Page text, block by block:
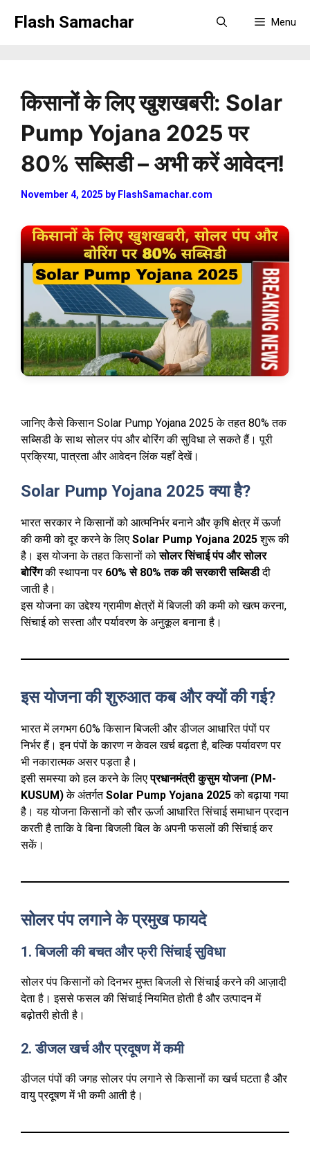
Flash Samachar Menu
किसानों के लिए खुशखबरी: Solar
Pump Yojana 2025 पर
80% सब्सिडी – अभी करें आवेदन!
November 4, 2025 by FlashSamachar.com
जानिए कैसे किसान Solar Pump Yojana 2025 के तहत 80% तक
सब्सिडी के साथ सोलर पंप और बोरिंग की सुविधा ले सकते हैं। पूरी
प्रक्रिया, पात्रता और आवेदन लिंक यहाँ देखें।
Solar Pump Yojana 2025 क्या है?
भारत सरकार ने किसानों को आत्मनिर्भर बनाने और कृषि क्षेत्र में ऊर्जा
की कमी को दूर करने के लिए Solar Pump Yojana 2025शुरू की
है। इस योजना के तहत किसानों कोसोलर सिंचाई पंप और सोलर
बोरिंगकी स्थापना पर 60% से 80% तक की सरकारी सब्सिडीदी
जाती है।
इस योजना का उद्देश्य ग्रामीण क्षेत्रों में बिजली की कमी को खत्म करना,
सिंचाई को सस्ता और पर्यावरण के अनुकूल बनाना है।
इस योजना की शुरुआत कब और क्यों की गई?
भारत में लगभग 60% किसान बिजली और डीजल आधारित पंपों पर
निर्भर हैं। इन पंपों के कारण न केवल खर्च बढ़ता है, बल्कि पर्यावरण पर
भी नकारात्मक असर पड़ता है।
इसी समस्या को हल करने के लिएप्रधानमंत्री कुसुम योजना (PM-
KUSUM)के अंतर्गतSolar Pump Yojana 2025को बढ़ाया गया
है। यह योजना किसानों को सौर ऊर्जा आधारित सिंचाई समाधान प्रदान
करती है ताकि वे बिना बिजली बिल के अपनी फसलों की सिंचाई कर
सकें।
सोलर पंप लगाने के प्रमुख फायदे
1. बिजली की बचत और फ्री सिंचाई सुविधा
सोलर पंप किसानों को दिनभर मुफ्त बिजली से सिंचाई करने की आज़ादी
देता है। इससे फसल की सिंचाई नियमित होती है और उत्पादन में
बढ़ोतरी होती है।
2. डीजल खर्च और प्रदूषण में कमी
डीजल पंपों की जगह सोलर पंप लगाने से किसानों का खर्च घटता है और
वायु प्रदूषण में भी कमी आती है।